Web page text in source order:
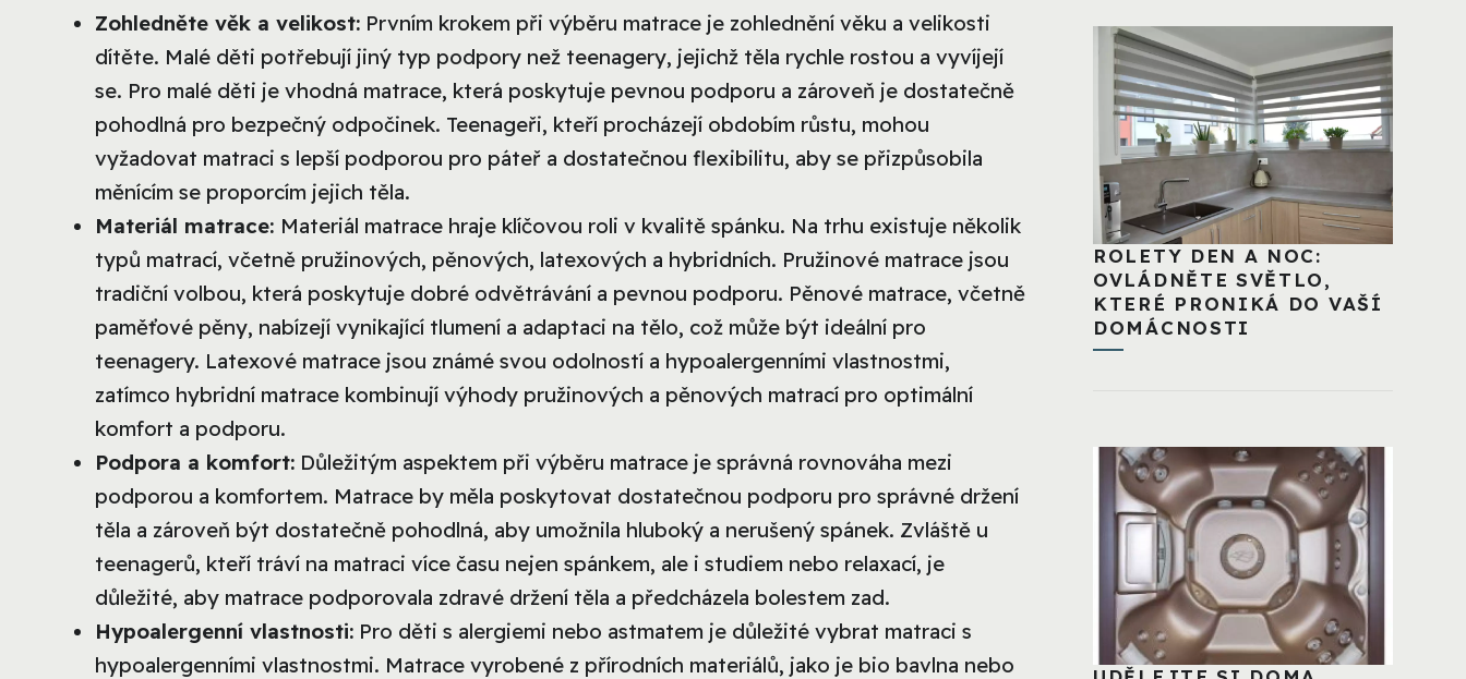
Zohledněte věk a velikost: Prvním krokem při výběru matrace je zohlednění věku a velikosti
dítěte. Malé děti potřebují jiný typ podpory než teenagery, jejichž těla rychle rostou a vyvíjejí
se. Pro malé děti je vhodná matrace, která poskytuje pevnou podporu a zároveň je dostatečně
pohodlná pro bezpečný odpočinek. Teenageři, kteří procházejí obdobím růstu, mohou
vyžadovat matraci s lepší podporou pro páteř a dostatečnou flexibilitu, aby se přizpůsobila
měnícím se proporcím jejich těla.
Materiál matrace: Materiál matrace hraje klíčovou roli v kvalitě spánku. Na trhu existuje několik
typů matrací, včetně pružinových, pěnových, latexových a hybridních. Pružinové matrace jsou
tradiční volbou, která poskytuje dobré odvětrávání a pevnou podporu. Pěnové matrace, včetně
paměťové pěny, nabízejí vynikající tlumení a adaptaci na tělo, což může být ideální pro
teenagery. Latexové matrace jsou známé svou odolností a hypoalergenními vlastnostmi,
zatímco hybridní matrace kombinují výhody pružinových a pěnových matrací pro optimální
komfort a podporu.
Podpora a komfort: Důležitým aspektem při výběru matrace je správná rovnováha mezi
podporou a komfortem. Matrace by měla poskytovat dostatečnou podporu pro správné držení
těla a zároveň být dostatečně pohodlná, aby umožnila hluboký a nerušený spánek. Zvláště u
teenagerů, kteří tráví na matraci více času nejen spánkem, ale i studiem nebo relaxací, je
důležité, aby matrace podporovala zdravé držení těla a předcházela bolestem zad.
Hypoalergenní vlastnosti: Pro děti s alergiemi nebo astmatem je důležité vybrat matraci s
hypoalergenními vlastnostmi. Matrace vyrobené z přírodních materiálů, jako je bio bavlna nebo
ROLETY DEN A NOC:
OVLÁDNĚTE SVĚTLO,
KTERÉ PRONIKÁ DO VAŠÍ
DOMÁCNOSTI